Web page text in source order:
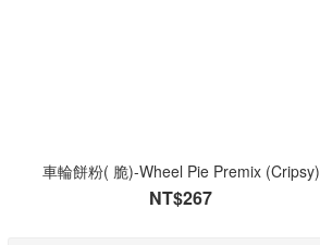
車輪餅粉( 脆)-Wheel Pie Premix (Cripsy)
NT$267